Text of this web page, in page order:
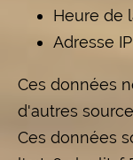
Heure de
Adresse IP
Ces données
d'autres
Ces données